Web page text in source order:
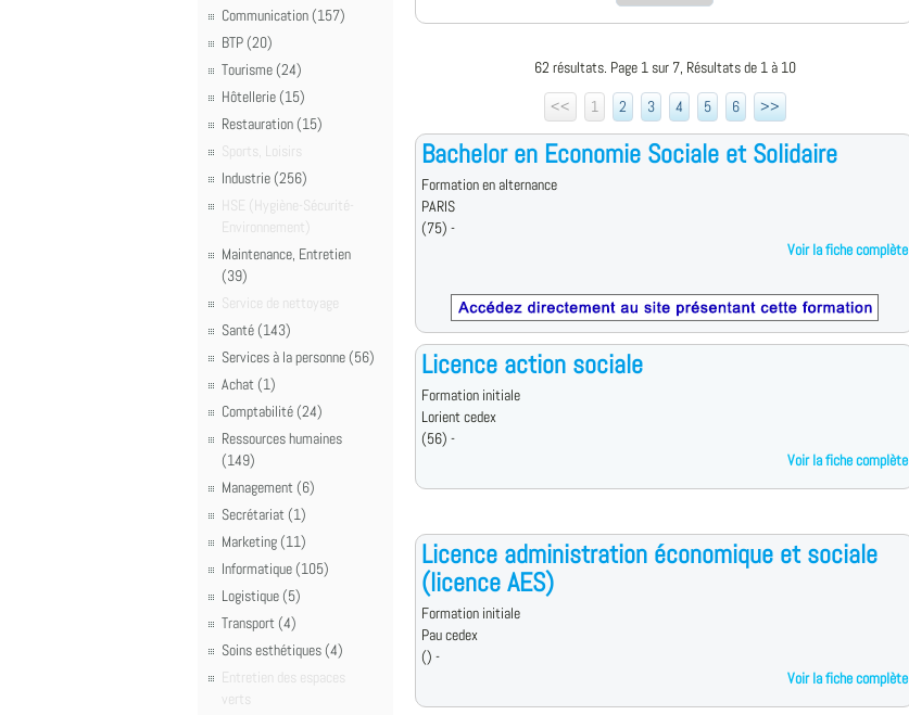
Communication (157)
BTP (20)
Tourisme (24)
Hôtellerie (15)
Restauration (15)
Sports, Loisirs
Industrie (256)
HSE (Hygiène-Sécurité-
Environnement)
Maintenance, Entretien
(39)
Service de nettoyage
Santé (143)
Services à la personne (56)
Achat (1)
Comptabilité (24)
Ressources humaines
(149)
Management (6)
Secrétariat (1)
Marketing (11)
Informatique (105)
Logistique (5)
Transport (4)
Soins esthétiques (4)
Entretien des espaces
verts
62 résultats. Page 1 sur 7, Résultats de 1 à 10
<<
1 2 3 4 5 6 >>
Bachelor en Economie Sociale et Solidaire
Formation en alternance
PARIS
(75) -
Voir la fiche complète
Licence action sociale
Formation initiale
Lorient cedex
(56) -
Voir la fiche complète
Licence administration économique et sociale
(licence AES)
Formation initiale
Pau cedex
() -
Voir la fiche complète